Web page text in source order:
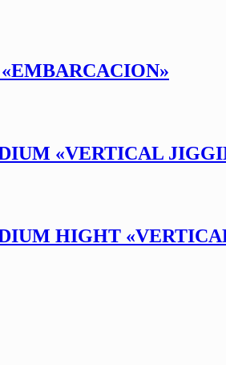
«VERTICAL
HIGHT